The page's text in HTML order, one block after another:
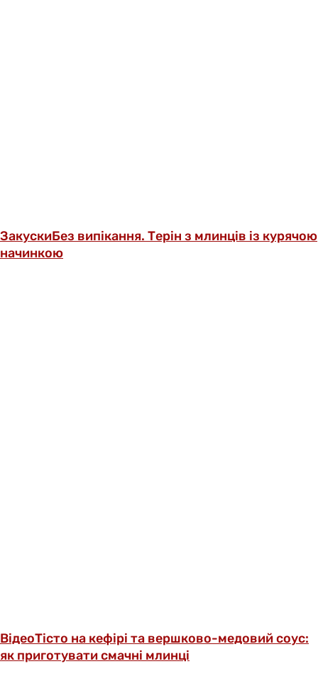
ЗакускиБез випікання. Терін з млинців із курячою
начинкою
ВідеоТісто на кефірі та вершково-медовий соус:
як приготувати смачні млинці